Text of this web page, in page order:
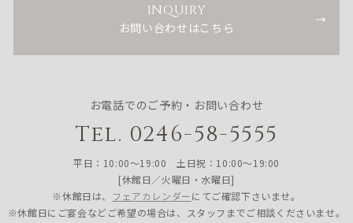
INQUIRY
お問い合わせはこちら
お電話でのご予約・お問い合わせ
Tel. 0246-58-5555
平日：10:00〜19:00 土日祝：10:00〜19:00
[休館日／火曜日・水曜日]
※休館日は、 フェアカレンダーにてご確認下さいませ。
※休館日にご宴会などご希望の場合は、スタッフまでご相談くださいませ。